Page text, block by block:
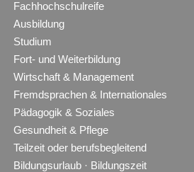
Fachhochschulreife
Ausbildung
Studium
Fort- und Weiterbildung
Wirtschaft & Management
Fremdsprachen & Internationales
Pädagogik & Soziales
Gesundheit & Pflege
Teilzeit oder berufsbegleitend
Bildungsurlaub · Bildungszeit